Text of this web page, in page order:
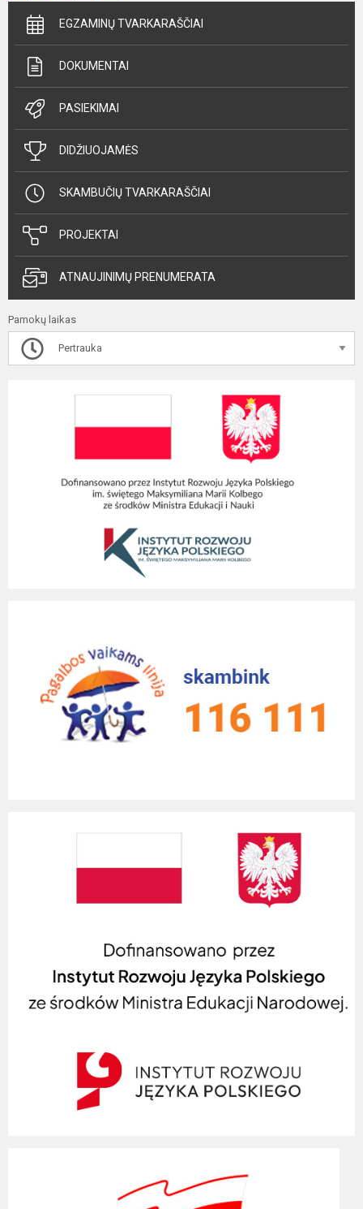
EGZAMINŲ TVARKARAŠČIAI
DOKUMENTAI
PASIEKIMAI
DIDŽIUOJAMĖS
SKAMBUČIŲ TVARKARAŠČIAI
PROJEKTAI
ATNAUJINIMŲ PRENUMERATA
Pamokų laikas
Pertrauka